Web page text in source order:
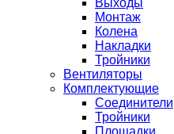
Выходы
Монтаж
Колена
Накладки
Тройники
Вентиляторы
Комплектующие
Соединители
Тройники